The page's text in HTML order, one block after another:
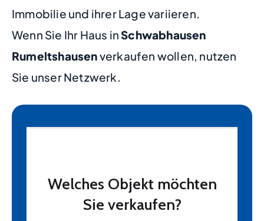
Immobilie und ihrer Lage variieren.
Wenn Sie Ihr Haus inSchwabhausen
Rumeltshausenverkaufen wollen, nutzen
Sie unser Netzwerk.